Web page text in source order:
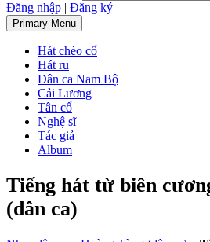
Đăng nhập | Đăng ký
Primary Menu
Hát chèo cổ
Hát ru
Dân ca Nam Bộ
Cải Lương
Tân cổ
Nghệ sĩ
Tác giả
Album
Tiếng hát từ biên
(dân ca)